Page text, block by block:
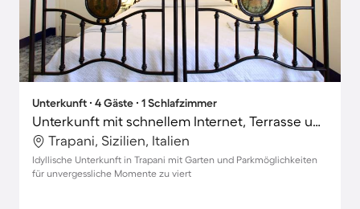
Unterkunft ∙ 4 Gäste ∙ 1 Schlafzimmer
Unterkunft mit schnellem Internet, Terrasse und Garten | Stadtblick
Trapani, Sizilien, Italien
Idyllische Unterkunft in Trapani mit Garten und Parkmöglichkeiten
für unvergessliche Momente zu viert